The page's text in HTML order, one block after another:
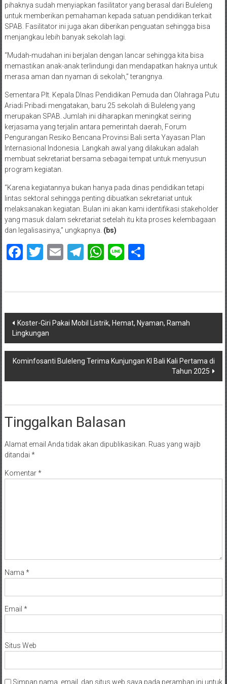
pihaknya sudah menyiapkan fasilitator yang berasal dari Buleleng
untuk memberikan pemahaman kepada satuan pendidikan terkait
SPAB. Fasilitator ini juga akan diberikan penguatan sehingga bisa
menjangkau lebih banyak sekolah lagi.
“Mudah-mudahan ini berjalan dengan lancar sehingga kita bisa
memastikan anak-anak terlindungi dan mendapatkan haknya untuk
merasa aman dan nyaman di sekolah,” terangnya.
Sementara Plt. Kepala DInas Pendidikan Pemuda dan Olahraga Putu
Ariadi Pribadi mengatakan, baru 25 sekolah di Buleleng yang
merupakan SPAB. Jumlah ini diharapkan meningkat seiring
kerjasama yang terjalin antara pemerintah daerah, Forum
Pengurangan Resiko Bencana Provinsi Bali serta Yayasan Plan
Internasional Indonesia. Langkah awal yang dilakukan adalah
membuat sekretariat bersama sebagai tempat untuk menyusun
program kegiatan.
“Karena kegiatannya bukan hanya pada dinas pendidikan tetapi
lintas sektoral sehingga penting dibuatkan sekretariat untuk
melaksanakan kegiatan. Bulan ini akan kami identifikasi stakeholder
yang masuk dalam sekretariat setelah itu kita proses kelembagaan
dan legalisasinya,” ungkapnya. (bs)
Facebook
Twitter
EmailTelegram
WhatsApp
LineShare
Navigasi
pos
Koster-Giri Pakai Mobil Listrik, Hemat, Nyaman, Ramah
Lingkungan
Kominfosanti Buleleng Terima Kunjungan KI Bali Kali Pertama di
Tahun 2025
Tinggalkan Balasan
Alamat email Anda tidak akan dipublikasikan. Ruas yang wajib
ditandai *
Komentar*
Nama *
Email *
Situs Web
Simpan nama, email, dan situs web saya pada peramban ini untuk